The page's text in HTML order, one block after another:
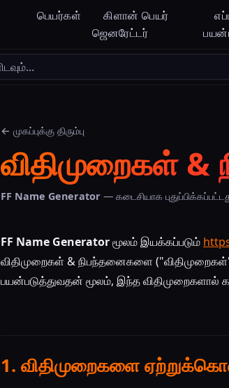
பெயர்கள்
கிளான் பெயர்
ஜெனரேட்டர்
← முகப்புக்கு திரும்பு
விதிமுறைகள்
FF Name Generator — கடைசியாக
FF Name Generatorமூலம் இயக்கப்படும்
விதிமுறைகள் & நிபந்தனைகளை
பயன்படுத்துவதன் மூலம், இந்த விதிமுறைகளால்
1. விதிமுறைகளை